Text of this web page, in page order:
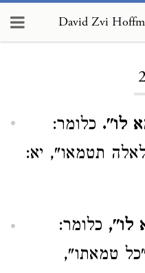
לו". כלומר:
תטמאו", יא:
לו", כלומר:
טמאתו",